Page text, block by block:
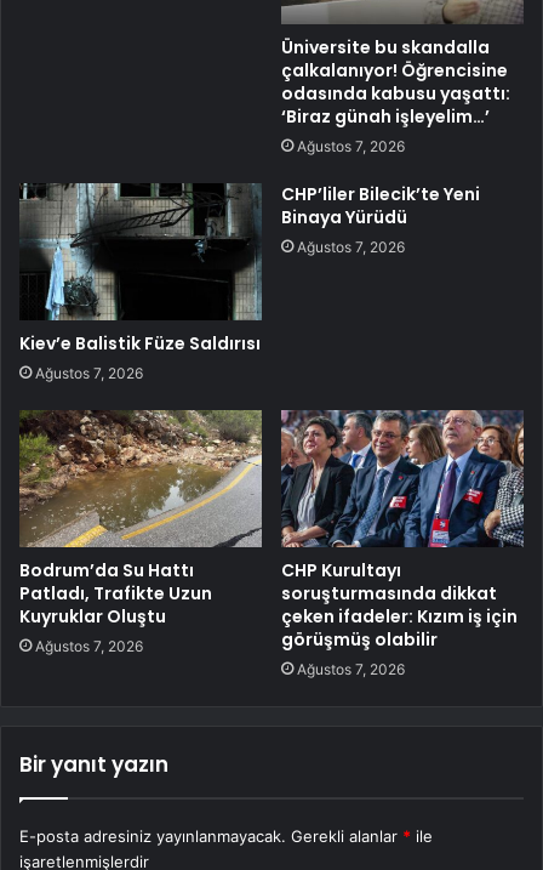
Üniversite bu skandalla
çalkalanıyor! Öğrencisine
odasında kabusu yaşattı:
‘Biraz günah işleyelim…’
Ağustos 7, 2026
Kiev’e Balistik Füze Saldırısı
Ağustos 7, 2026
CHP’liler Bilecik’te Yeni
Binaya Yürüdü
Ağustos 7, 2026
Bodrum’da Su Hattı
Patladı, Trafikte Uzun
Kuyruklar Oluştu
Ağustos 7, 2026
CHP Kurultayı
soruşturmasında dikkat
çeken ifadeler: Kızım iş için
görüşmüş olabilir
Ağustos 7, 2026
Bir yanıt yazın
E-posta adresiniz yayınlanmayacak. Gerekli alanlar * ile
işaretlenmişlerdir